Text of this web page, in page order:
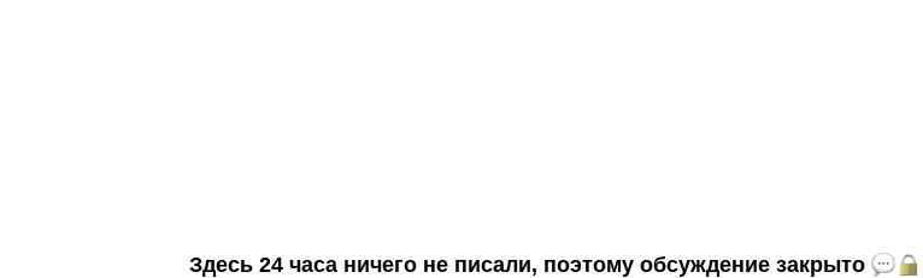
Здесь 24 часа ничего не писали, поэтому обсуждение закрыто